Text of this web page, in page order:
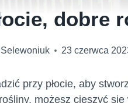
dobre
23 czerwca
przy płocie, aby
możesz cieszyć